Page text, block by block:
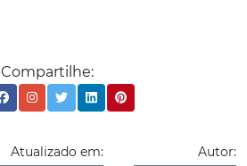
Compartilhe:
Atualizado em: Autor: